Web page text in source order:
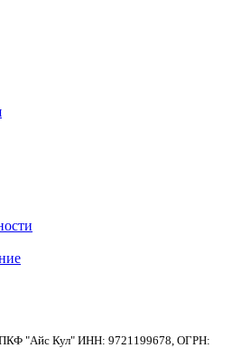
"Айс Кул" ИНН: 9721199678, ОГРН: